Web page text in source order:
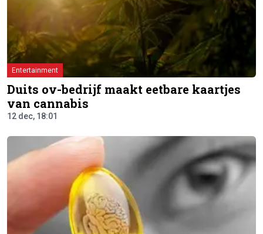
Entertainment
Duits ov-bedrijf maakt eetbare kaartjes
van cannabis
12 dec, 18:01